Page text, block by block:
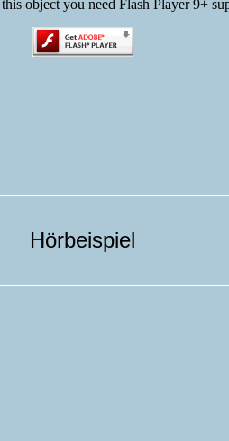
Hörbeispiel